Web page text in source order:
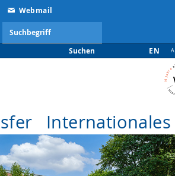
Webmail
Suchen EN A
Internationales